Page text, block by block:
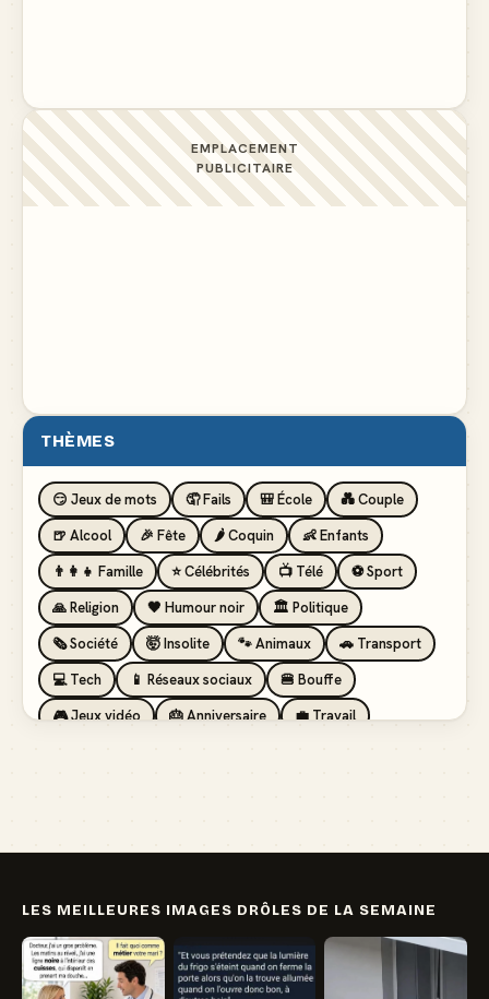
EMPLACEMENT
PUBLICITAIRE
THÈMES
😏 Jeux de mots 🤦 Fails 🎒 École
💑 Couple
🍺 Alcool
🎉 Fête 🌶️ Coquin
👶 Enfants
👨‍👩‍👧 Famille
⭐ Célébrités 📺 Télé
⚽ Sport
🙏 Religion
🖤 Humour noir
🏛️ Politique
🗞️ Société
🤯 Insolite 🐾 Animaux
🚗 Transport
💻 Tech
📱 Réseaux sociaux
🍔 Bouffe
🎮 Jeux vidéo
🎂 Anniversaire
💼 Travail
LES MEILLEURES IMAGES DRÔLES DE LA SEMAINE